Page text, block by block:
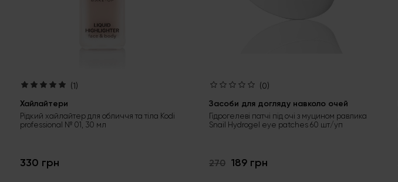
(1)
Хайлайтери
Рідкий хайлайтер для обличчя та тіла Kodi
professional № 01, 30 мл
330 грн
(0)
Засоби для догляду навколо очей
Гідрогелеві патчі під очі з муцином равлика
Snail Hydrogel eye patches 60 шт/уп
270 189 грн